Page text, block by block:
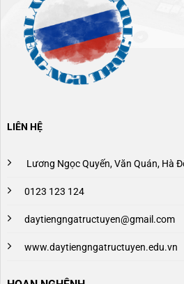
LIÊN HỆ
Lương Ngọc Quyến, Văn Quán, Hà
0123 123 124
daytiengngatructuyen@gmail.com
www.daytiengngatructuyen.edu.vn